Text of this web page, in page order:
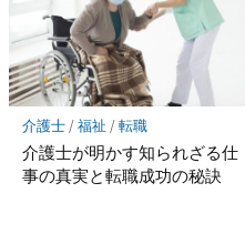
介護士/福祉/転職
介護士が明かす知られざる仕
事の真実と転職成功の秘訣